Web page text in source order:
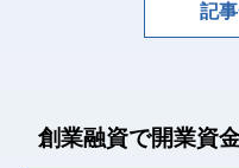
記
創業融資で開業資